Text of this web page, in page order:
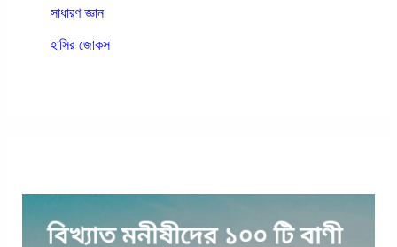
সাধারণ জ্ঞান
হাসির জোকস